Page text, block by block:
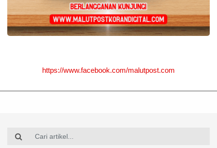
https://www.facebook.com/malutpost.com